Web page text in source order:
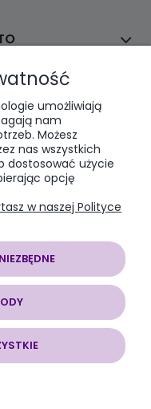
II 28, 43-100 Tychy, woj.
| NIP:
umożliwiają
nam
Możesz
nas wszystkich
dostosować użycie
opcję
w naszej Polityce